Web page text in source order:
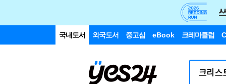
국내도서 외국도서 중고샵 eBook 크레마클럽